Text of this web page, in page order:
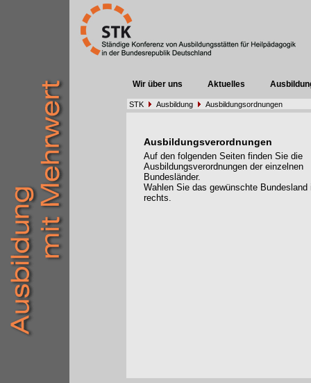
Wir über uns Aktuelles
STK Ausbildung Ausbildungsordnungen
Ausbildungsverordnungen
Auf den folgenden Seiten finden Sie die
Ausbildungsverordnungen der einzelnen
Bundesländer.
Wahlen Sie das gewünschte Bundesland
rechts.